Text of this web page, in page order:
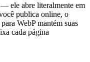
ele abre literalmente em
publica online, o
WebP mantém suas
cada página